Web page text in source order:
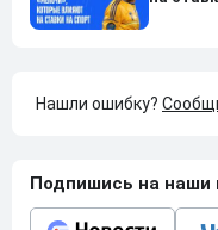
Нашли ошибку?
Подпишись на наши